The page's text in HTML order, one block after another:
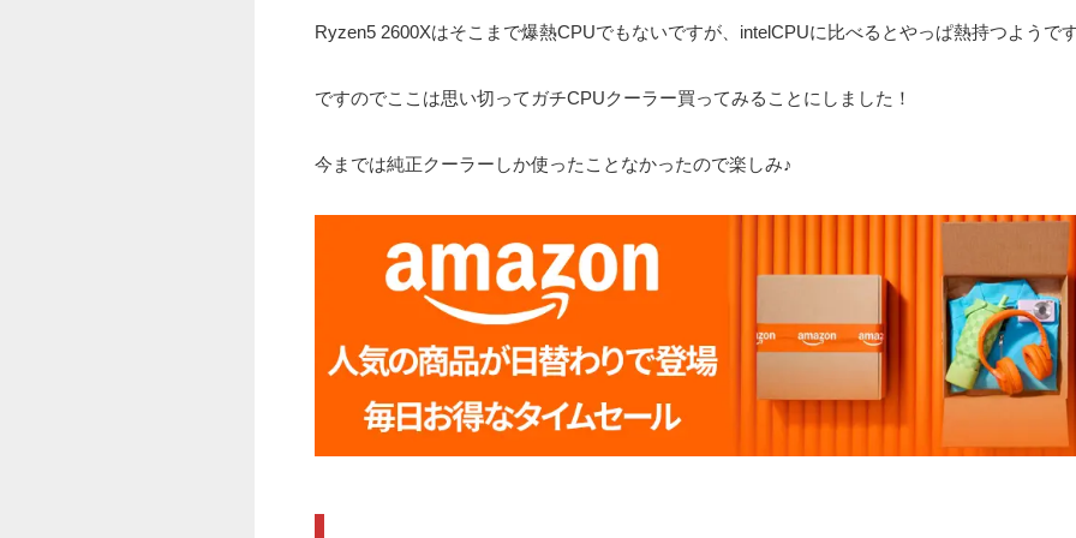
Ryzen5 2600Xはそこまで爆熱CPUでもないですが、intelCPUに比べるとやっぱ熱持つようで
ですのでここは思い切ってガチCPUクーラー買ってみることにしました！
今までは純正クーラーしか使ったことなかったので楽しみ♪